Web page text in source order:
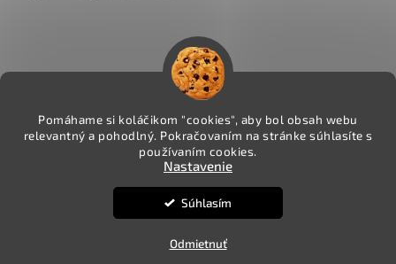
Pomáhame si koláčikom "cookies", aby bol obsah webu
relevantný a pohodlný. Pokračovaním na stránke súhlasíte s
používaním cookies.
Nastavenie
Odmietnuť
Súhlasím
Vytvoril Shoptet
Upraviť nastavenie cookies